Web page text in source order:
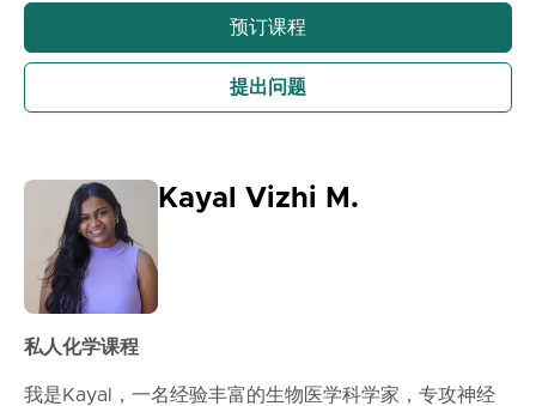
预订课程
提出问题
Kayal Vizhi M.
私人化学课程
我是Kayal，一名经验丰富的生物医学科学家，专攻神经